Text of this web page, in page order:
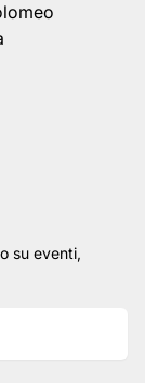
su eventi,